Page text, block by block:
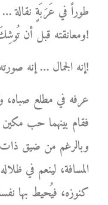
طوراً في عَرَبَةٍ نقالة
ومعانقته قبل أن تُوشِكَ شمسه على الغياب ؟!
إنه الجمال … إنه صورته المثلى … إنَّه الفن . . . الفن لا غير!
عرفه في مطلع صباه،
فقام بينهما حب مكين
وبالرغم من ضيق
المسافة، لينعم في
كنوزه، فيُحيط بها